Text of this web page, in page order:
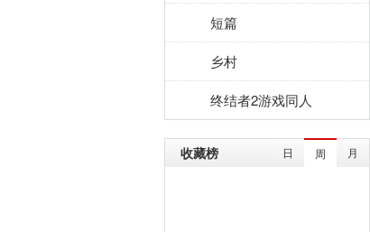
短篇
乡村
终结者2游戏同人
收藏榜 日 周 月